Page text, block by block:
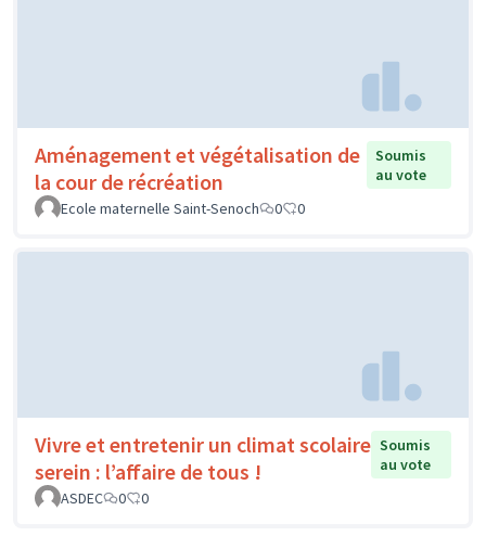
Aménagement et végétalisation de
la cour de récréation
Soumis
au vote
Ecole maternelle Saint-Senoch
0 0
Vivre et entretenir un climat scolaire
serein : l’affaire de tous !
Soumis
au vote
ASDEC
0 0